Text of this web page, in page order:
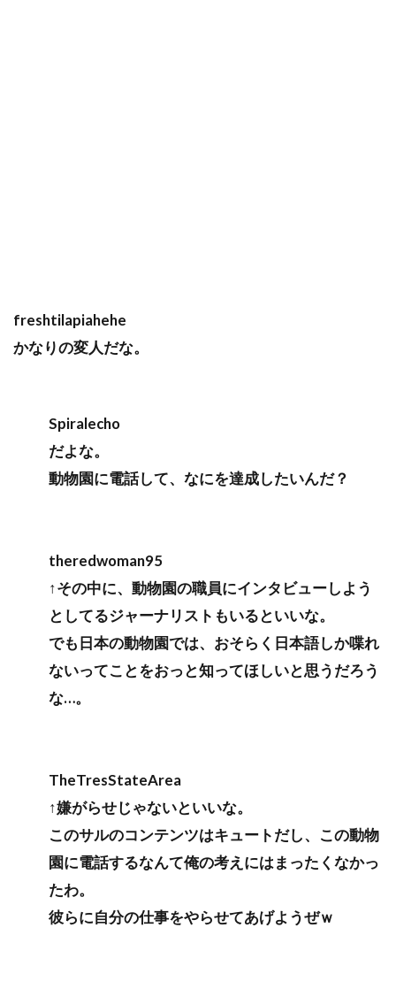
freshtilapiahehe
かなりの変人だな。
Spiralecho
だよな。
動物園に電話して、なにを達成したいんだ？
theredwoman95
↑その中に、動物園の職員にインタビューしよう
としてるジャーナリストもいるといいな。
でも日本の動物園では、おそらく日本語しか喋れ
ないってことをおっと知ってほしいと思うだろう
な…。
TheTresStateArea
↑嫌がらせじゃないといいな。
このサルのコンテンツはキュートだし、この動物
園に電話するなんて俺の考えにはまったくなかっ
たわ。
彼らに自分の仕事をやらせてあげようぜｗ